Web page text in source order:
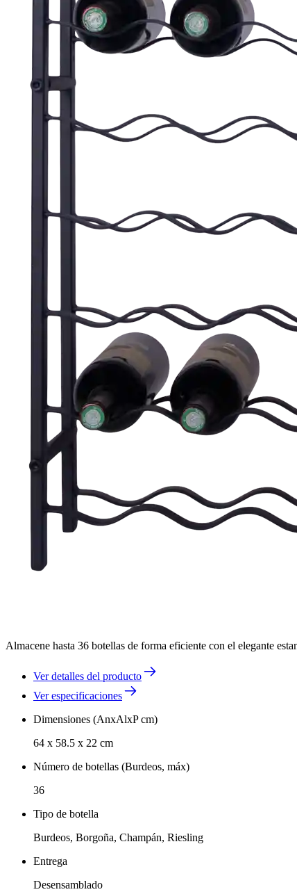
Almacene hasta 36 botellas de forma eficiente con el elegante
Ver detalles del producto
Ver especificaciones
Dimensiones (AnxAlxP cm)
64 x 58.5 x 22 cm
Número de botellas (Burdeos, máx)
36
Tipo de botella
Burdeos, Borgoña, Champán, Riesling
Entrega
Desensamblado